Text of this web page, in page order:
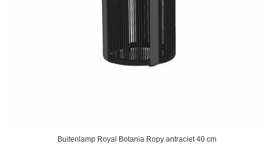
Buitenlamp Royal Botania Ropy antraciet 40 cm